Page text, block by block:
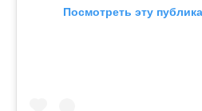
Посмотреть эту